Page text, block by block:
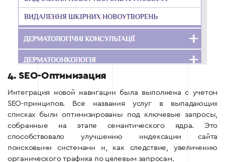
4. SEO-Оптимизация
Интеграция новой навигации была выполнена с учетом
SEO-принципов. Все названия услуг в выпадающих
списках были оптимизированы под ключевые запросы,
собранные на этапе семантического ядра. Это
способствовало улучшению индексации сайта
поисковыми системами и, как следствие, увеличению
органического трафика по целевым запросам.